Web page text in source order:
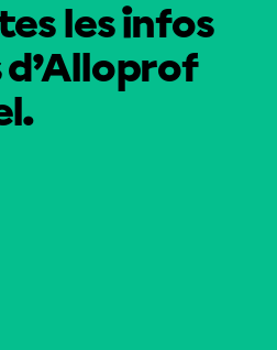
les infos